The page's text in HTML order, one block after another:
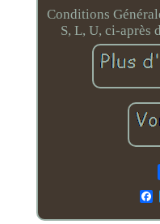
Conditions
S, L, U, ci-après